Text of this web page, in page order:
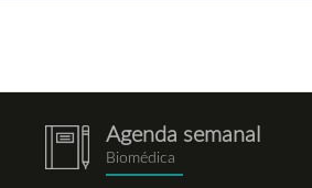
notebook.png
Agenda semanal
Biomédica